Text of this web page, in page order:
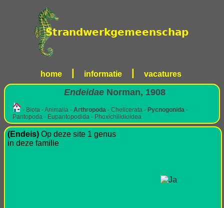
home informatie vacatures
EndeidaeNorman, 1908
- Biota - Animalia - Arthropoda - Chelicerata - Pycnogonida -
Pantopoda - Eupantopodida - Phoxichilidioidea
(Endeis) Op deze site 1 genus
in deze familie